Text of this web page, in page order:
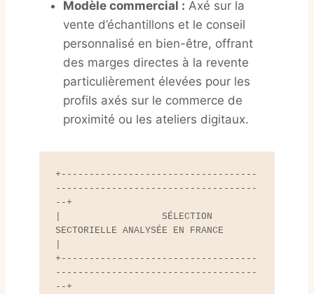
Modèle commercial : Axé sur la
vente d’échantillons et le conseil
personnalisé en bien-être, offrant
des marges directes à la revente
particulièrement élevées pour les
profils axés sur le commerce de
proximité ou les ateliers digitaux.
+-----------------------------------
------------------------------------
--+
|                  SÉLECTION
SECTORIELLE ANALYSÉE EN FRANCE
+-----------------------------------
------------------------------------
--+